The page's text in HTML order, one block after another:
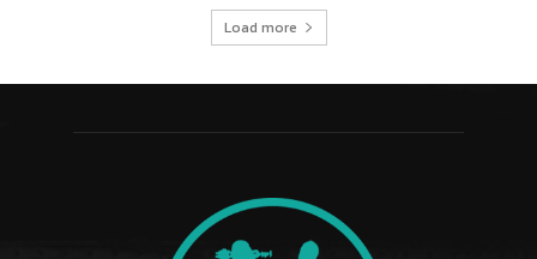
Load more